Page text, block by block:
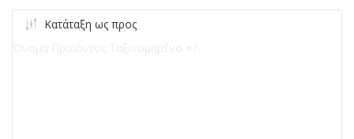
Κατάταξη ως προς